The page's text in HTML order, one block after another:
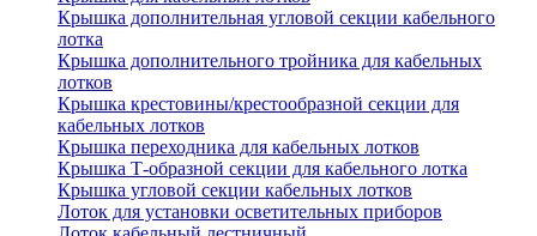
Крышка дополнительная угловой секции кабельного
лотка
Крышка дополнительного тройника для кабельных
лотков
Крышка крестовины/крестообразной секции для
кабельных лотков
Крышка переходника для кабельных лотков
Крышка Т-образной секции для кабельного лотка
Крышка угловой секции кабельных лотков
Лоток для установки осветительных приборов